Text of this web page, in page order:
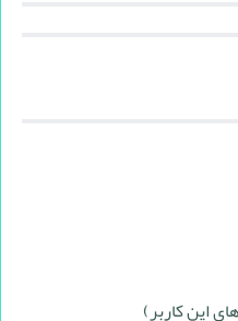
این کاربر)